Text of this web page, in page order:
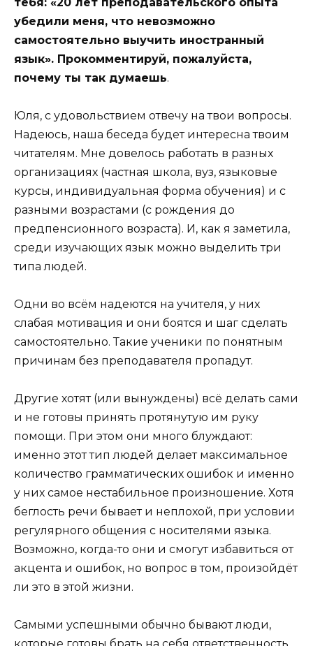
убедили меня, что невозможно
самостоятельно выучить иностранный
язык». Прокомментируй, пожалуйста,
почему ты так думаешь.
Юля, с удовольствием отвечу на твои вопросы.
Надеюсь, наша беседа будет интересна твоим
читателям. Мне довелось работать в разных
организациях (частная школа, вуз, языковые
курсы, индивидуальная форма обучения) и с
разными возрастами (с рождения до
предпенсионного возраста). И, как я заметила,
среди изучающих язык можно выделить три
типа людей.
Одни во всём надеются на учителя, у них
слабая мотивация и они боятся и шаг сделать
самостоятельно. Такие ученики по понятным
причинам без преподавателя пропадут.
Другие хотят (или вынуждены) всё делать сами
и не готовы принять протянутую им руку
помощи. При этом они много блуждают:
именно этот тип людей делает максимальное
количество грамматических ошибок и именно
у них самое нестабильное произношение. Хотя
беглость речи бывает и неплохой, при условии
регулярного общения с носителями языка.
Возможно, когда-то они и смогут избавиться от
акцента и ошибок, но вопрос в том, произойдёт
ли это в этой жизни.
Самыми успешными обычно бывают люди,